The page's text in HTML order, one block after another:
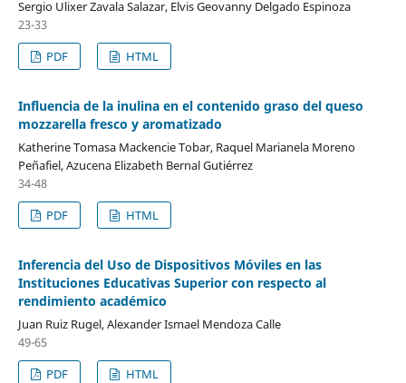
Sergio Ulixer Zavala Salazar, Elvis Geovanny Delgado Espinoza
23-33
PDF
HTML
Influencia de la inulina en el contenido graso del queso
mozzarella fresco y aromatizado
Katherine Tomasa Mackencie Tobar, Raquel Marianela Moreno
Peñafiel, Azucena Elizabeth Bernal Gutiérrez
34-48
PDF
HTML
Inferencia del Uso de Dispositivos Móviles en las
Instituciones Educativas Superior con respecto al
rendimiento académico
Juan Ruiz Rugel, Alexander Ismael Mendoza Calle
49-65
PDF
HTML